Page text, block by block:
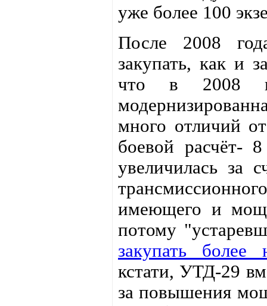
уже более 100
После 2008
закупать, как и
что в 2008
много отличий
боевой расчёт-
увеличилась за
имеющего и
потому
закупать
кстати, УТД-29
за повышения